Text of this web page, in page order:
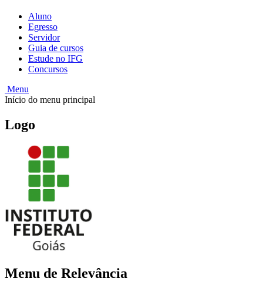
Aluno
Egresso
Servidor
Guia de cursos
Estude no IFG
Concursos
Menu
Início do menu principal
Logo
Menu de Relevância